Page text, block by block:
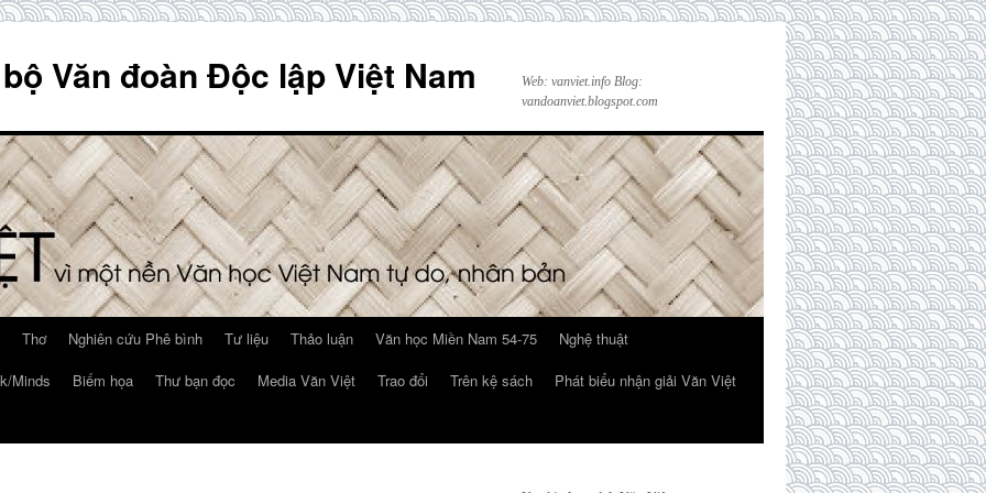
Văn đoàn Độc lập Việt Nam
Web: vanviet.info Blog:
vandoanviet.blogspot.com
Thơ Nghiên cứu Phê bình Tư liệu Thảo luận Văn học Miền Nam 54-75
Nghệ thuật
Minds Biếm họa Thư bạn đọc Media Văn Việt Trao đổi Trên kệ sách
Phát biểu nhận giải Văn Việt